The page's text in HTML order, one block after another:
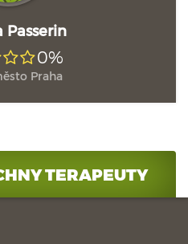
Passerin
0%
Praha
TERAPEUTY